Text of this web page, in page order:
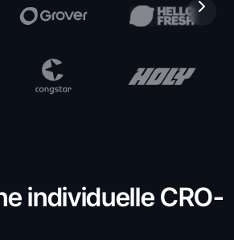
individuelle CRO-